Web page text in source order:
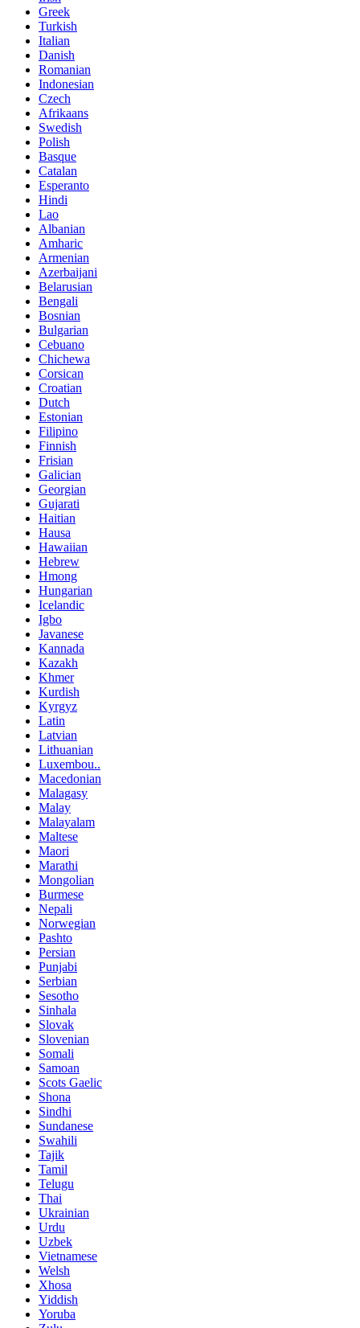
Greek
Turkish
Italian
Danish
Romanian
Indonesian
Czech
Afrikaans
Swedish
Polish
Basque
Catalan
Esperanto
Hindi
Lao
Albanian
Amharic
Armenian
Azerbaijani
Belarusian
Bengali
Bosnian
Bulgarian
Cebuano
Chichewa
Corsican
Croatian
Dutch
Estonian
Filipino
Finnish
Frisian
Galician
Georgian
Gujarati
Haitian
Hausa
Hawaiian
Hebrew
Hmong
Hungarian
Icelandic
Igbo
Javanese
Kannada
Kazakh
Khmer
Kurdish
Kyrgyz
Latin
Latvian
Lithuanian
Luxembou..
Macedonian
Malagasy
Malay
Malayalam
Maltese
Maori
Marathi
Mongolian
Burmese
Nepali
Norwegian
Pashto
Persian
Punjabi
Serbian
Sesotho
Sinhala
Slovak
Slovenian
Somali
Samoan
Scots Gaelic
Shona
Sindhi
Sundanese
Swahili
Tajik
Tamil
Telugu
Thai
Ukrainian
Urdu
Uzbek
Vietnamese
Welsh
Xhosa
Yiddish
Yoruba